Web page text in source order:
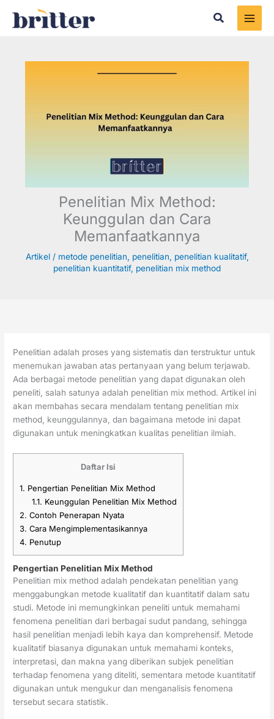
Search
Penelitian Mix Method:
Keunggulan dan Cara
Memanfaatkannya
Artikel/ metode penelitian, penelitian, penelitian kualitatif,
penelitian kuantitatif, penelitian mix method
Penelitian adalah proses yang sistematis dan terstruktur untuk
menemukan jawaban atas pertanyaan yang belum terjawab.
Ada berbagai metode penelitian yang dapat digunakan oleh
peneliti, salah satunya adalah penelitian mix method. Artikel ini
akan membahas secara mendalam tentang penelitian mix
method, keunggulannya, dan bagaimana metode ini dapat
digunakan untuk meningkatkan kualitas penelitian ilmiah.
Daftar Isi
1. Pengertian Penelitian Mix Method
1.1. Keunggulan Penelitian Mix Method
2. Contoh Penerapan Nyata
3. Cara Mengimplementasikannya
4. Penutup
Pengertian Penelitian Mix Method
Penelitian mix method adalah pendekatan penelitian yang
menggabungkan metode kualitatif dan kuantitatif dalam satu
studi. Metode ini memungkinkan peneliti untuk memahami
fenomena penelitian dari berbagai sudut pandang, sehingga
hasil penelitian menjadi lebih kaya dan komprehensif. Metode
kualitatif biasanya digunakan untuk memahami konteks,
interpretasi, dan makna yang diberikan subjek penelitian
terhadap fenomena yang diteliti, sementara metode kuantitatif
digunakan untuk mengukur dan menganalisis fenomena
tersebut secara statistik.